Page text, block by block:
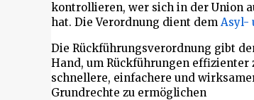
kontrollieren, wer sich in der Union
hat. Die Verordnung dient dem Asyl-
Die Rückführungsverordnung gibt
Hand, um Rückführungen effizienter
schnellere, einfachere und
Grundrechte zu ermöglichen